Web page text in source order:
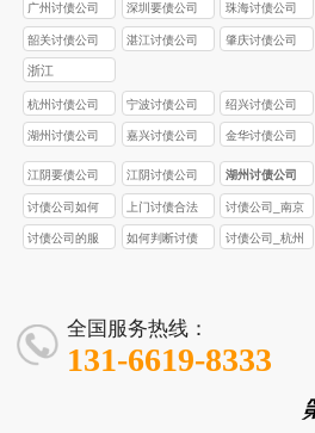
广州讨债公司 深圳要债公司 珠海讨债公司
韶关讨债公司 湛江讨债公司 肇庆讨债公司
浙江
杭州讨债公司 宁波讨债公司 绍兴讨债公司
湖州讨债公司 嘉兴讨债公司 金华讨债公司
江阴要债公司 江阴讨债公司 湖州讨债公司
讨债公司如何
应对债务人的
上门讨债合法
吗？讨债公司
讨债公司_南京
苏州无锡常州
讨债公司的服
如何判断讨债
讨债公司_杭州
全国服务热线：
131-6619-8333